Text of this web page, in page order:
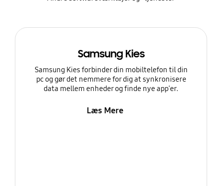
Samsung Kies
Samsung Kies forbinder din mobiltelefon til din
pc og gør det nemmere for dig at synkronisere
data mellem enheder og finde nye app'er.
Læs Mere